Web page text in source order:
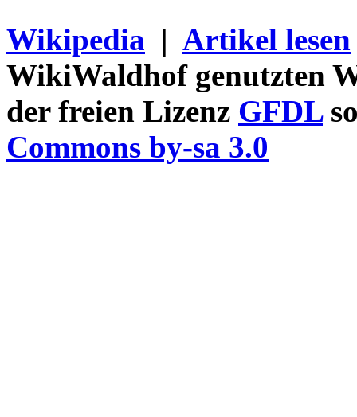
Wikipedia | Artikel lesen
WikiWaldhof genutzten
der freien Lizenz GFDL
Commons by-sa 3.0